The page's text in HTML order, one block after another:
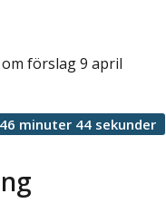
förslag 9 april
46 minuter 44 sekunder